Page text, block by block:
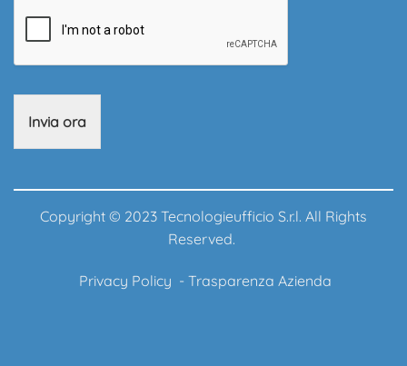
Invia ora
Copyright © 2023 Tecnologieufficio S.r.l. All Rights
Reserved.
Privacy Policy - Trasparenza Azienda